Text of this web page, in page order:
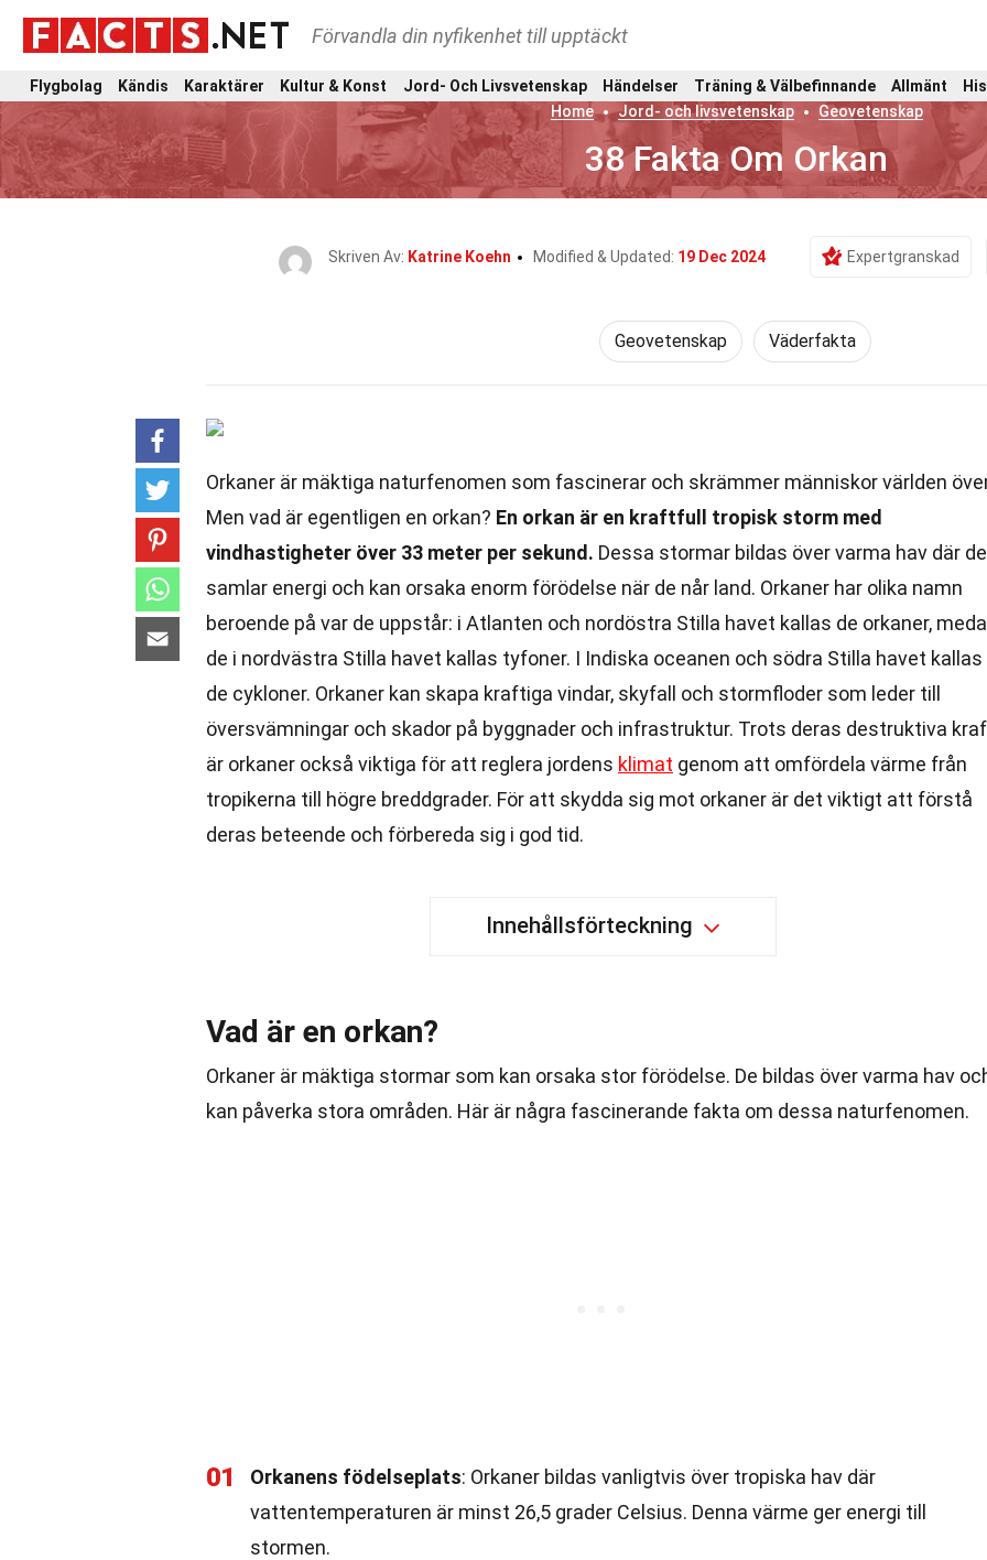
Förvandla din nyfikenhet till upptäckt
Flygbolag Kändis Karaktärer Kultur & Konst Jord- Och Livsvetenskap Händelser Träning & Välbefinnande Allmänt
Home
Jord- och livsvetenskap Geovetenskap
38 Fakta Om Orkan
Skriven Av: Katrine Koehn Modified & Updated: 19 Dec 2024 Expertgranskad
Geovetenskap Väderfakta
Orkaner är mäktiga naturfenomen som fascinerar och skrämmer människor världen
Men vad är egentligen en orkan? En orkan är en kraftfull tropisk storm med
vindhastigheter över 33 meter per sekund. Dessa stormar bildas över varma hav där de
samlar energi och kan orsaka enorm förödelse när de når land. Orkaner har olika namn
beroende på var de uppstår: i Atlanten och nordöstra Stilla havet kallas de orkaner,
de i nordvästra Stilla havet kallas tyfoner. I Indiska oceanen och södra Stilla havet kallas
de cykloner. Orkaner kan skapa kraftiga vindar, skyfall och stormfloder som leder till
översvämningar och skador på byggnader och infrastruktur. Trots deras destruktiva
är orkaner också viktiga för att reglera jordens klimat genom att omfördela värme från
tropikerna till högre breddgrader. För att skydda sig mot orkaner är det viktigt att förstå
deras beteende och förbereda sig i god tid.
Innehållsförteckning
Vad är en orkan?
Orkaner är mäktiga stormar som kan orsaka stor förödelse. De bildas över varma hav
kan påverka stora områden. Här är några fascinerande fakta om dessa naturfenomen.
01 Orkanens födelseplats: Orkaner bildas vanligtvis över tropiska hav där
vattentemperaturen är minst 26,5 grader Celsius. Denna värme ger energi till
stormen.